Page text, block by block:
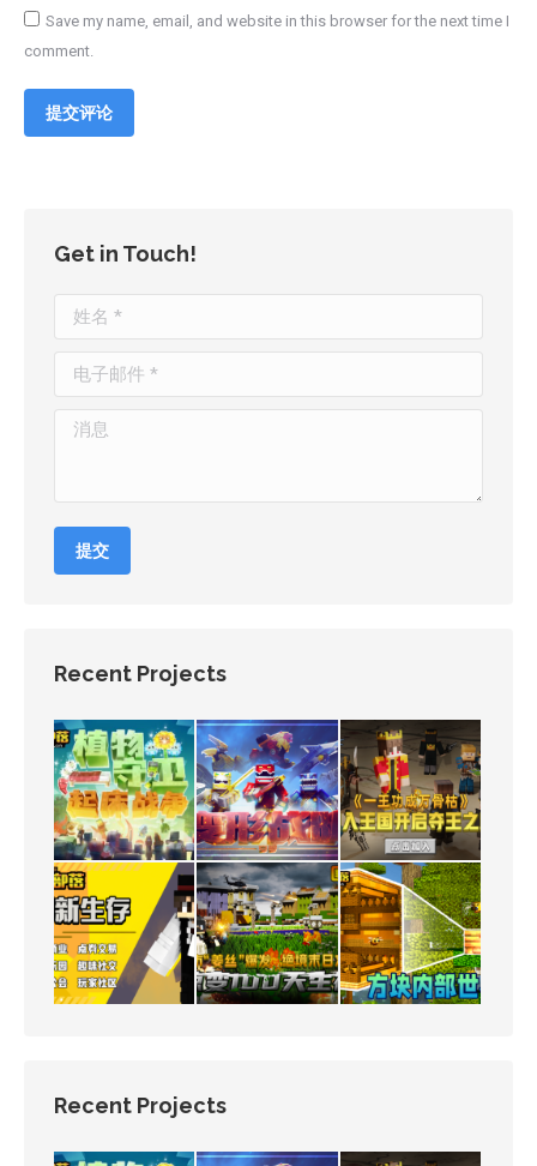
Save my name, email, and website in this browser for the next time I
comment.
提交评论
Get in Touch!
姓名 *
电子邮件 *
消息
提交
Recent Projects
Recent Projects